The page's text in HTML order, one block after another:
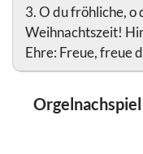
3. O du fröhliche, o
Weihnachtszeit!
Ehre: Freue, freue
Orgelnachspiel